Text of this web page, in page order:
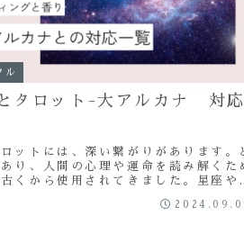
ル
タロット-大アルカナ 対応
ットには、深い繋がりがあります。
り、人間の心理や運命を読み解くた
くから使用されてきました。星座や